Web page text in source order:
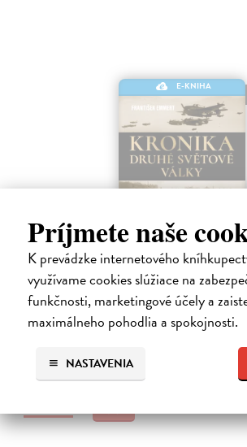
Príjmete naše
K prevádzke internetového
využívame cookies slúžiace na
funkčnosti, marketingové účely a
maximálneho pohodlia a spokojnosti.
NASTAVENIA
E-KNIHA
Kronika druhé světové války
Emmert František| Elektronická kniha
Druhá světová válka začala palbou německé
Holstein na polský poloostrov Westerplatte v
hodinách v pátek 1. září 1939. Cesta k novému
Na stiahnutie ako